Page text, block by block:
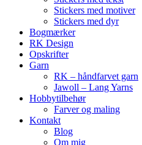
Stickers med motiver
Stickers med dyr
Bogmærker
RK Design
Opskrifter
Garn
RK – håndfarvet garn
Jawoll – Lang Yarns
Hobbytilbehør
Farver og maling
Kontakt
Blog
Om mig